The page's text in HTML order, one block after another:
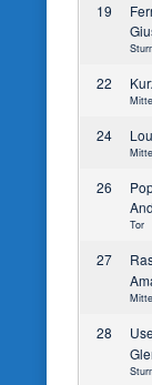
19
22
24
26
Tor
27
28